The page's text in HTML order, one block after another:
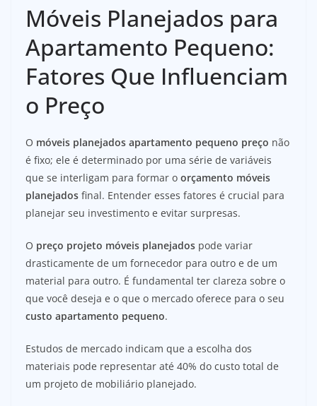
Móveis Planejados para
Apartamento Pequeno:
Fatores Que Influenciam
o Preço
O móveis planejados apartamento pequeno preço não
é fixo; ele é determinado por uma série de variáveis
que se interligam para formar o orçamento móveis
planejados final. Entender esses fatores é crucial para
planejar seu investimento e evitar surpresas.
O preço projeto móveis planejados pode variar
drasticamente de um fornecedor para outro e de um
material para outro. É fundamental ter clareza sobre o
que você deseja e o que o mercado oferece para o seu
custo apartamento pequeno.
Estudos de mercado indicam que a escolha dos
materiais pode representar até 40% do custo total de
um projeto de mobiliário planejado.